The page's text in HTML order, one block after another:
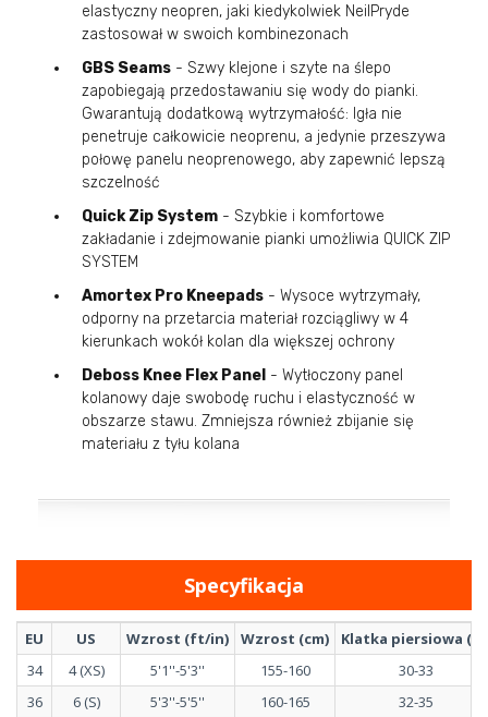
elastyczny neopren, jaki kiedykolwiek NeilPryde
zastosował w swoich kombinezonach
GBS Seams - Szwy klejone i szyte na ślepo
zapobiegają przedostawaniu się wody do pianki.
Gwarantują dodatkową wytrzymałość: Igła nie
penetruje całkowicie neoprenu, a jedynie przeszywa
połowę panelu neoprenowego, aby zapewnić lepszą
szczelność
Quick Zip System - Szybkie i komfortowe
zakładanie i zdejmowanie pianki umożliwia QUICK ZIP
SYSTEM
Amortex Pro Kneepads - Wysoce wytrzymały,
odporny na przetarcia materiał rozciągliwy w 4
kierunkach wokół kolan dla większej ochrony
Deboss Knee Flex Panel - Wytłoczony panel
kolanowy daje swobodę ruchu i elastyczność w
obszarze stawu. Zmniejsza również zbijanie się
materiału z tyłu kolana
Specyfikacja
EU US Wzrost (ft/in) Wzrost (cm)
Klatka piersiowa
34
4 (XS) 5'1''-5'3'' 155-160
30-33
36
6 (S) 5'3''-5'5'' 160-165
32-35